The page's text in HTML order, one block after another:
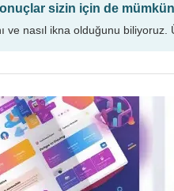
sizin için de
ve nasıl ikna olduğunu biliyoruz.